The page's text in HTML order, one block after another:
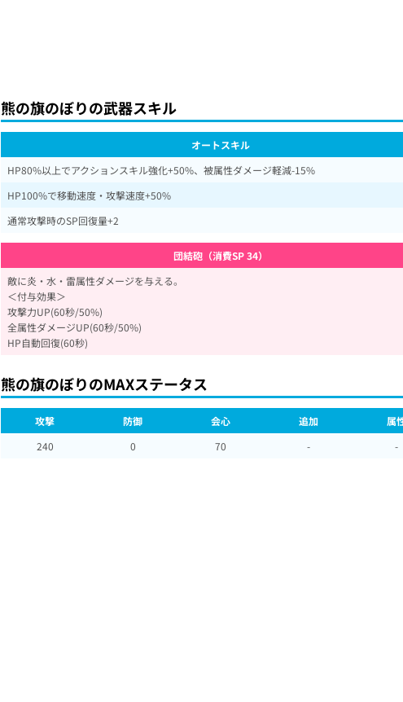
熊の旗のぼりの武器スキル
オートスキル
HP80%以上でアクションスキル強化+50%、被属性ダメージ軽減-15%
HP100%で移動速度・攻撃速度+50%
通常攻撃時のSP回復量+2
団結砲（消費SP 34）
敵に炎・水・雷属性ダメージを与える。
＜付与効果＞
攻撃力UP(60秒/50%)
全属性ダメージUP(60秒/50%)
HP自動回復(60秒)
熊の旗のぼりのMAXステータス
攻撃 防御 会心 追加
属
240
0 70 - -